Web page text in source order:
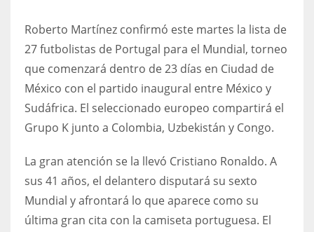
34
MIN
6
DEN
PIT
20
Roberto Martínez confirmó este martes la lista de
27 futbolistas de Portugal para el Mundial, torneo
que comenzará dentro de 23 días en Ciudad de
México con el partido inaugural entre México y
Sudáfrica. El seleccionado europeo compartirá el
Grupo K junto a Colombia, Uzbekistán y Congo.
La gran atención se la llevó Cristiano Ronaldo. A
sus 41 años, el delantero disputará su sexto
Mundial y afrontará lo que aparece como su
última gran cita con la camiseta portuguesa. El